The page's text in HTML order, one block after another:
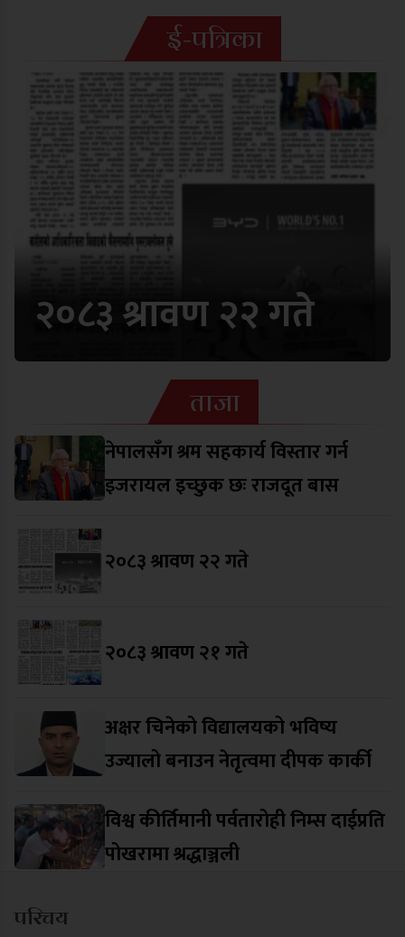
ई-पत्रिका
२०८३ श्रावण २२ गते
ताजा
नेपालसँग श्रम सहकार्य विस्तार गर्न
इजरायल इच्छुक छः राजदूत बास
२०८३ श्रावण २२ गते
२०८३ श्रावण २१ गते
अक्षर चिनेको विद्यालयको भविष्य
उज्यालो बनाउन नेतृत्वमा दीपक कार्की
विश्व कीर्तिमानी पर्वतारोही निम्स दाईप्रति
पोखरामा श्रद्धाञ्जली
परिचय